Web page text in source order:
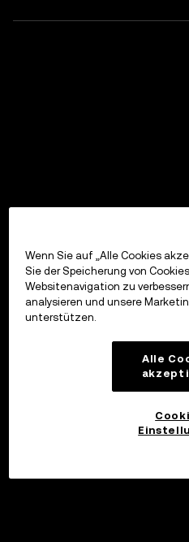
Wenn Sie auf „Alle Cookies
Sie der Speicherung von
Websitenavigation zu
analysieren und unsere
unterstützen.
Alle